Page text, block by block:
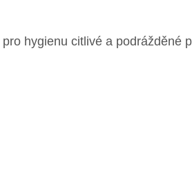
hygienu citlivé a podrážděné